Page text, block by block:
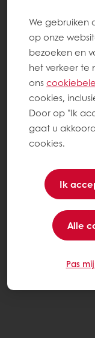
We gebruiken
op onze
bezoeken en
het verkeer te
ons ​​
cookies,
Door op "Ik
gaat u
cookies.
Ik
Alle
Pas